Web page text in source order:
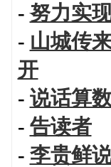
-努力实
- 山城传
开
- 说话算
- 告读者
- 李贵鲜